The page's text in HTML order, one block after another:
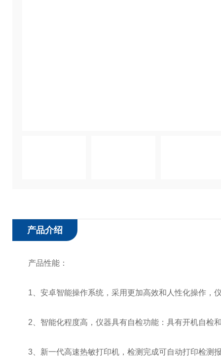
产品介绍
产品性能：
1、安卓智能操作系统，采用更加高效和人性化操作，
2、智能化程度高，仪器具有自检功能：具有开机自检
3、新一代高速热敏打印机，检测完成可自动打印检测